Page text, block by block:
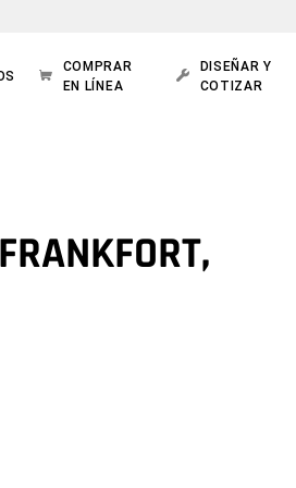
COMPRAR
EN LÍNEA
DISEÑAR Y
COTIZAR